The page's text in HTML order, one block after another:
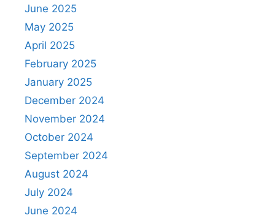
June 2025
May 2025
April 2025
February 2025
January 2025
December 2024
November 2024
October 2024
September 2024
August 2024
July 2024
June 2024